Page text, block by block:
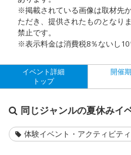
※掲載されている画像は取材先
ただき、提供されたものとなり
禁止です。
※表示料金は消費税8％ないし10
イベント詳細
トップ
開催
同じジャンルの夏休みイ
体験イベント・アクティビティ